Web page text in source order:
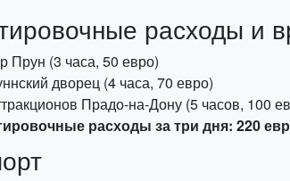
расходы и
Прун (3 часа, 50 евро)
дворец (4 часа, 70 евро)
Прадо-на-Дону (5 часов, 100
расходы за три дня: 220